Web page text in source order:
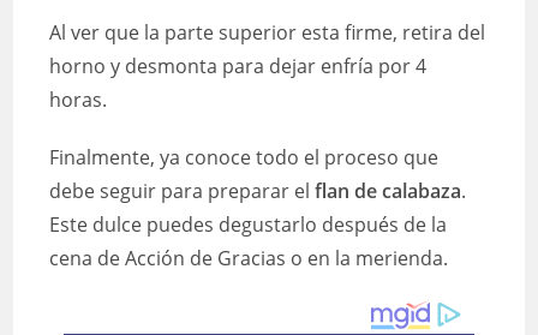
Al ver que la parte superior esta firme, retira del
horno y desmonta para dejar enfría por 4
horas.
Finalmente, ya conoce todo el proceso que
debe seguir para preparar elflan de calabaza.
Este dulce puedes degustarlo después de la
cena de Acción de Gracias o en la merienda.